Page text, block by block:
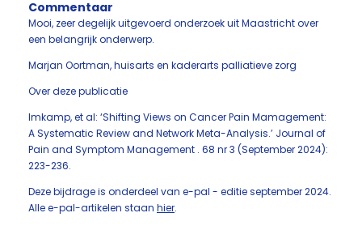
Commentaar
Mooi, zeer degelijk uitgevoerd onderzoek uit Maastricht over
een belangrijk onderwerp.
Marjan Oortman, huisarts en kaderarts palliatieve zorg
Over deze publicatie
Imkamp, et al: ‘Shifting Views on Cancer Pain Mamagement:
A Systematic Review and Network Meta-Analysis.’ Journal of
Pain and Symptom Management . 68 nr 3 (September 2024):
223-236.
Deze bijdrage is onderdeel van e-pal - editie september 2024.
Alle e-pal-artikelen staan hier.